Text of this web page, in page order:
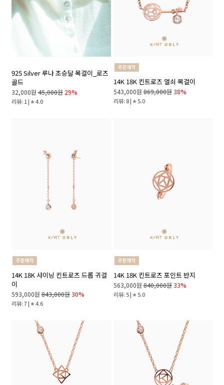
925 Silver 루나 초승달 목걸이_로즈
골드
32,000원 45,000원 29%
리뷰: 1 | 4.0
14K 18K 킨트로즈 열쇠 목걸이
543,000원 869,000원 38%
리뷰: 8 | 5.0
14K 18K 샤이닝 킨트로즈 드롭 귀걸
이
593,000원 843,000원 30%
리뷰: 7 | 4.6
14K 18K 킨트로즈 포인트 반지
563,000원 840,000원 33%
리뷰: 5 | 5.0